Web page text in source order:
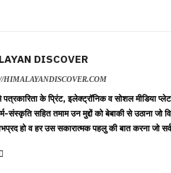
DISCOVER
HIMALAYANDISCOVER.COM
पत्रकारिता के प्रिंट, इलेक्ट्रॉनिक व सोशल मीडिया
संस्कृति सहित तमाम उन मुद्दों को बेबाकी से उठाना
हो व हर उस सकारात्मक पहलु की बात करना जो